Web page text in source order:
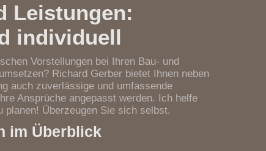
Leistungen:
individuell
Vorstellungen bei Ihren Bau- und
Richard Gerber bietet Ihnen neben
auch zuverlässige und umfassende
Ansprüche angepasst werden. Ich helfe
planen! Überzeugen Sie sich selbst.
im Überblick